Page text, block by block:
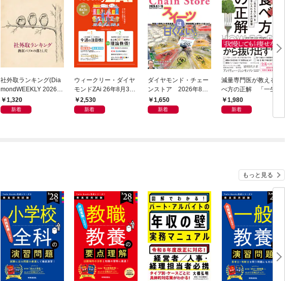
社外取ランキング(Dia
mondWEEKLY 2026年
8/8・15合併号)
1,320
新着
ウィークリー・ダイヤ
モンドZAi 26年8月3日
号2,530
新着
ダイヤモンド・チェー
ンストア 2026年8月
1日・15日号
1,650
新着
減量専門医が教える 食
べ方の正解 「一生太
らない体」を手に入れ
るための習慣
1,980
新着
もっと見る